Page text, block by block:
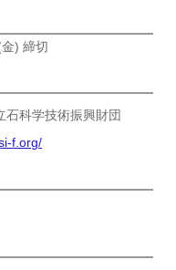
金) 締切
科学技術振興財団
f.org/